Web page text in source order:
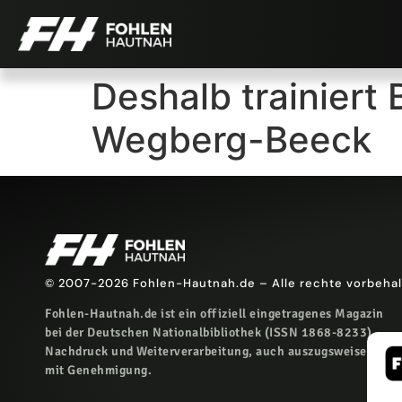
Deshalb trainiert
Wegberg-Beeck
© 2007-2026 Fohlen-Hautnah.de – Alle rechte
Fohlen-Hautnah.de ist ein offiziell eingetragenes Magazin
bei der Deutschen Nationalbibliothek (ISSN 1868-8233).
Nachdruck und Weiterverarbeitung, auch auszugsweise, nur
mit Genehmigung.